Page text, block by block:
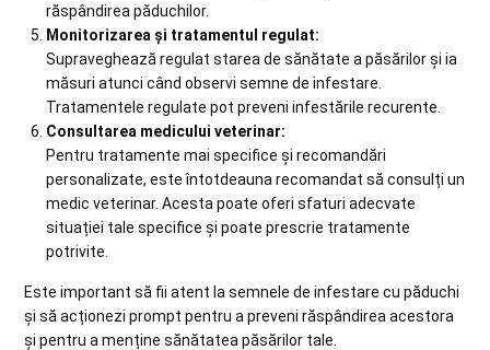
răspândirea păduchilor.
Monitorizarea și tratamentul regulat:
Supraveghează regulat starea de sănătate a păsărilor și ia
măsuri atunci când observi semne de infestare.
Tratamentele regulate pot preveni infestările recurente.
Consultarea medicului veterinar:
Pentru tratamente mai specifice și recomandări
personalizate, este întotdeauna recomandat să consulți un
medic veterinar. Acesta poate oferi sfaturi adecvate
situației tale specifice și poate prescrie tratamente
potrivite.
Este important să fii atent la semnele de infestare cu păduchi
și să acționezi prompt pentru a preveni răspândirea acestora
și pentru a menține sănătatea păsărilor tale.